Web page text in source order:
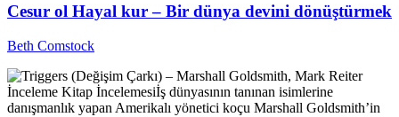
Cesur ol Hayal kur – Bir dünya devini dönüştürmek
Beth Comstock
İnceleme Kitap İncelemesiİş dünyasının tanınan isimlerine
danışmanlık yapan Amerikalı yönetici koçu Marshall Goldsmith’in